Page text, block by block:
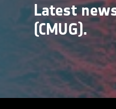
Latest
(CMUG).